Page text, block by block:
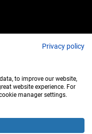
Privacy policy
to improve our website,
website experience. For
manager settings.